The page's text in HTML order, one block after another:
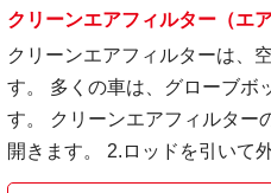
クリーンエアフィルター（エ
クリーンエアフィルターは、
す。 多くの車は、グローブボ
す。 クリーンエアフィルター
開きます。 2.ロッドを引い